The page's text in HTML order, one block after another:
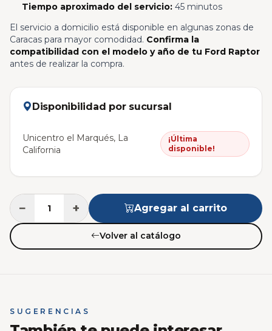
Tiempo aproximado del servicio:45 minutos
El servicio a domicilio está disponible en algunas zonas de
Caracas para mayor comodidad. Confirma la
compatibilidad con el modelo y año de tu Ford Raptor
antes de realizar la compra.
Disponibilidad por sucursal
Unicentro el Marqués, La
California
¡Última
disponible!
− + Agregar al carrito
Volver al catálogo
SUGERENCIAS